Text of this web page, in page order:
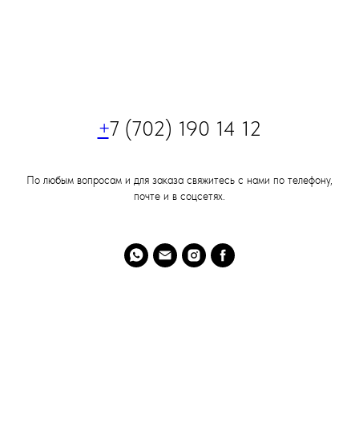
+7 (702) 190 14 12
По любым вопросам и для заказа свяжитесь с нами по телефону,
почте и в соцсетях.